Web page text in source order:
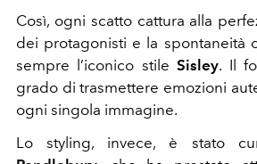
Così, ogni scatto cattura alla
dei protagonisti e la spontaneità
sempre l’iconico stileSisley. Il
grado di trasmettere emozioni
ogni singola immagine.
Lo styling, invece, è stato